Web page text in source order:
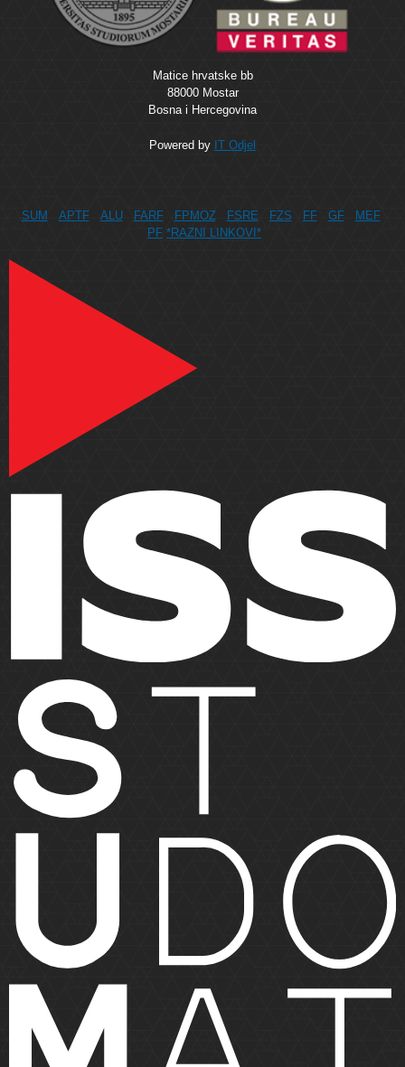
Matice hrvatske bb
88000 Mostar
Bosna i Hercegovina
Powered by IT Odjel
SUM APTF ALU FARF FPMOZ FSRE FZS FF GF
MEF
PF *RAZNI LINKOVI*